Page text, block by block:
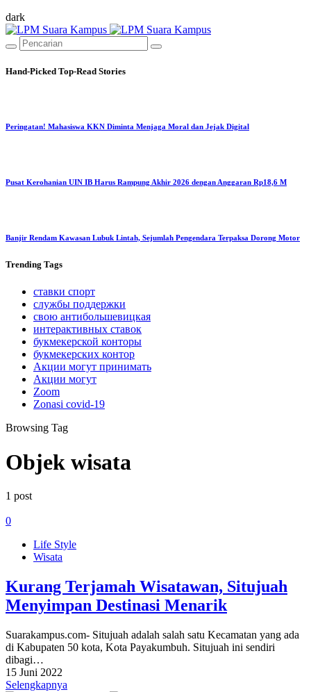
dark
Hand-Picked Top-Read Stories
Peringatan! Mahasiswa KKN Diminta Menjaga Moral dan Jejak Digital
Pusat Kerohanian UIN IB Harus Rampung Akhir 2026 dengan Anggaran Rp18,6 M
Banjir Rendam Kawasan Lubuk Lintah, Sejumlah Pengendara Terpaksa Dorong Motor
Trending Tags
ставки спорт
службы поддержки
свою антибольшевицкая
интерактивных ставок
букмекерской конторы
букмекерских контор
Акции могут принимать
Акции могут
Zoom
Zonasi covid-19
Browsing Tag
Objek wisata
1 post
0
Life Style
Wisata
Kurang Terjamah Wisatawan, Situjuah
Menyimpan Destinasi Menarik
Suarakampus.com- Situjuah adalah salah satu Kecamatan yang ada
di Kabupaten 50 kota, Kota Payakumbuh. Situjuah ini sendiri
dibagi…
15 Juni 2022
Selengkapnya